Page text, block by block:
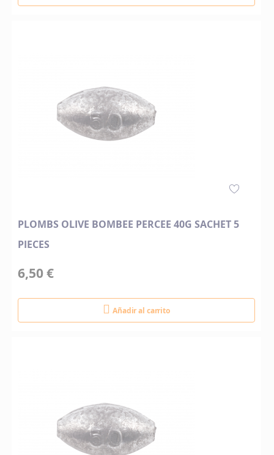
PLOMBS OLIVE BOMBEE PERCEE 40G SACHET 5
PIECES
6,50 €
Añadir al carrito